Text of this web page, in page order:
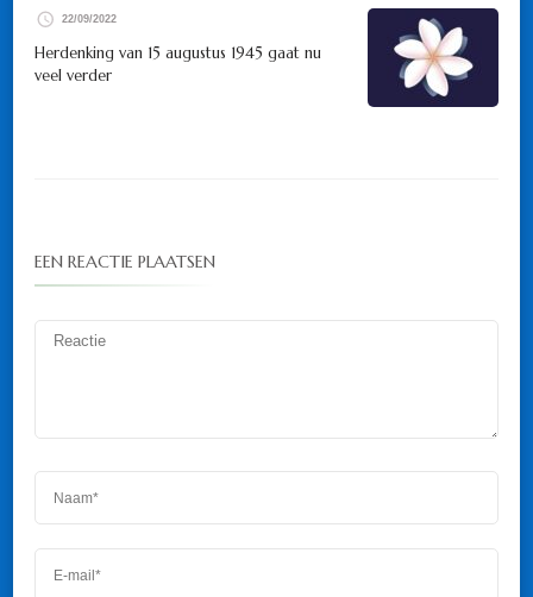
22/09/2022
Herdenking van 15 augustus 1945 gaat nu
veel verder
EEN REACTIE PLAATSEN